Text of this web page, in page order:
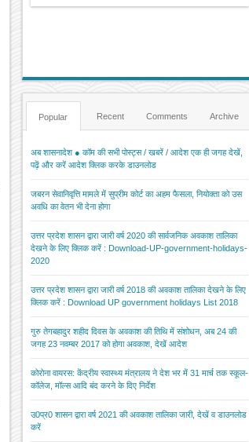
Popular Recent Comments Archive
अब शासनादेश ● कॉम की सभी पोस्ट्स / खबरें / आदेश एक ही जगह देखें,
पढ़ें और करें आदेश क्लिक करके डाउनलोड
जबरन सेवानिवृत्ति मामले में सुप्रीम कोर्ट का अहम फैसला, नियोक्ता को उस
अवधि का वेतन भी देना होगा
उत्तर प्रदेश शासन द्वारा जारी वर्ष 2020 की सार्वजनिक अवकाश तालिका
देखने के लिए क्लिक करें : Download-UP-government-holidays-
2020
उत्तर प्रदेश शासन द्वारा जारी वर्ष 2018 की अवकाश तालिका देखने के लिए
क्लिक करें : Download UP government holidays List 2018
गुरु तेगबहादुर शहीद दिवस के अवकाश की तिथि में संशोधन, अब 24 की
जगह 23 नवम्बर 2017 को होगा अवकाश, देखें आदेश
कोरोना वायरस: केंद्रीय स्वास्थ्य मंत्रालय ने देश भर में 31 मार्च तक स्कूल-
कॉलेज, मॉल्स आदि बंद करने के दिए निर्देश
उ0प्र0 शासन द्वारा वर्ष 2021 की अवकाश तालिका जारी, देखें व डाउनलोड
करें